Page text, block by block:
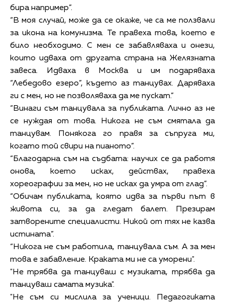
бира например”.
“В моя случай, може да се окаже, че са ме ползвали
за икона на комунизма. Те правеха това, което е
било необходимо. С мен се забавляваха и онези,
които идваха от другата страна на Желязната
завеса. Идваха в Москва и им подаряваха
“Лебедово езеро”, където аз танцувах. Даряваха
ги с мен, но не позволяваха да ме пускат.”
“Винаги съм танцувала за публиката. Лично аз не
се нуждая от това. Никога не съм смятала да
танцувам. Понякога го правя за съпруга ми,
когато той свири на пианото”.
“Благодарна съм на съдбата: научих се да работя
онова, което исках, действах, правеха
хореографии за мен, но не исках да умра от глад”.
“Обичам публиката, която идва за първи път в
живота си, за да гледат балет. Презирам
затворените специалисти. Никой от тях не казва
истината”.
“Никога не съм работила, танцувала съм. А за мен
това е забавление. Краката ми не са уморени".
"Не трябва да танцуваш с музиката, трябва да
танцуваш самата музика".
"Не съм си мислила за ученици. Педагогиката